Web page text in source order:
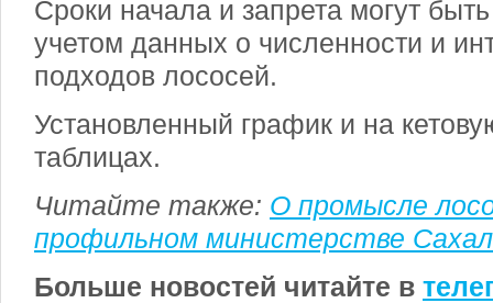
Сроки начала и запрета могут
учетом данных о численности и
подходов лососей.
Установленный график и на
таблицах.
Читайте также: О промысле
профильном министерстве
Больше новостей читайте в